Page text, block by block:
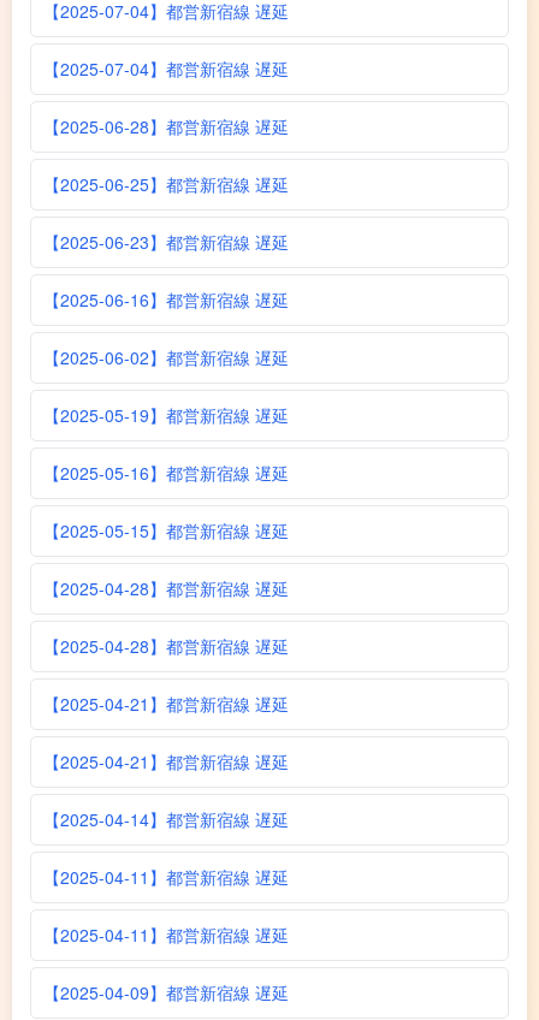
【2025-07-04】都営新宿線 遅延
【2025-07-04】都営新宿線 遅延
【2025-06-28】都営新宿線 遅延
【2025-06-25】都営新宿線 遅延
【2025-06-23】都営新宿線 遅延
【2025-06-16】都営新宿線 遅延
【2025-06-02】都営新宿線 遅延
【2025-05-19】都営新宿線 遅延
【2025-05-16】都営新宿線 遅延
【2025-05-15】都営新宿線 遅延
【2025-04-28】都営新宿線 遅延
【2025-04-28】都営新宿線 遅延
【2025-04-21】都営新宿線 遅延
【2025-04-21】都営新宿線 遅延
【2025-04-14】都営新宿線 遅延
【2025-04-11】都営新宿線 遅延
【2025-04-11】都営新宿線 遅延
【2025-04-09】都営新宿線 遅延